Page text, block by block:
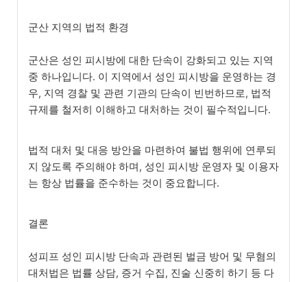
군산 지역의 법적 환경
군산은 성인 피시방에 대한 단속이 강화되고 있는 지역
중 하나입니다. 이 지역에서 성인 피시방을 운영하는 경
우, 지역 경찰 및 관련 기관의 단속이 빈번하므로, 법적
규제를 철저히 이해하고 대처하는 것이 필수적입니다.
법적 대처 및 대응 방안을 마련하여 불법 행위에 연루되
지 않도록 주의해야 하며, 성인 피시방 운영자 및 이용자
는 항상 법률을 준수하는 것이 중요합니다.
결론
성피프 성인 피시방 단속과 관련된 벌금 방어 및 무혐의
대처법은 법률 상담, 증거 수집, 진술 신중히 하기 등 다